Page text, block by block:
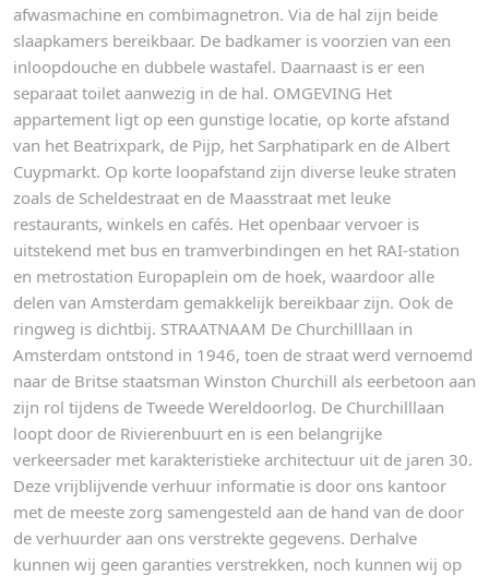
afwasmachine en combimagnetron. Via de hal zijn beide
slaapkamers bereikbaar. De badkamer is voorzien van een
inloopdouche en dubbele wastafel. Daarnaast is er een
separaat toilet aanwezig in de hal. OMGEVING Het
appartement ligt op een gunstige locatie, op korte afstand
van het Beatrixpark, de Pijp, het Sarphatipark en de Albert
Cuypmarkt. Op korte loopafstand zijn diverse leuke straten
zoals de Scheldestraat en de Maasstraat met leuke
restaurants, winkels en cafés. Het openbaar vervoer is
uitstekend met bus en tramverbindingen en het RAI-station
en metrostation Europaplein om de hoek, waardoor alle
delen van Amsterdam gemakkelijk bereikbaar zijn. Ook de
ringweg is dichtbij. STRAATNAAM De Churchilllaan in
Amsterdam ontstond in 1946, toen de straat werd vernoemd
naar de Britse staatsman Winston Churchill als eerbetoon aan
zijn rol tijdens de Tweede Wereldoorlog. De Churchilllaan
loopt door de Rivierenbuurt en is een belangrijke
verkeersader met karakteristieke architectuur uit de jaren 30.
Deze vrijblijvende verhuur informatie is door ons kantoor
met de meeste zorg samengesteld aan de hand van de door
de verhuurder aan ons verstrekte gegevens. Derhalve
kunnen wij geen garanties verstrekken, noch kunnen wij op